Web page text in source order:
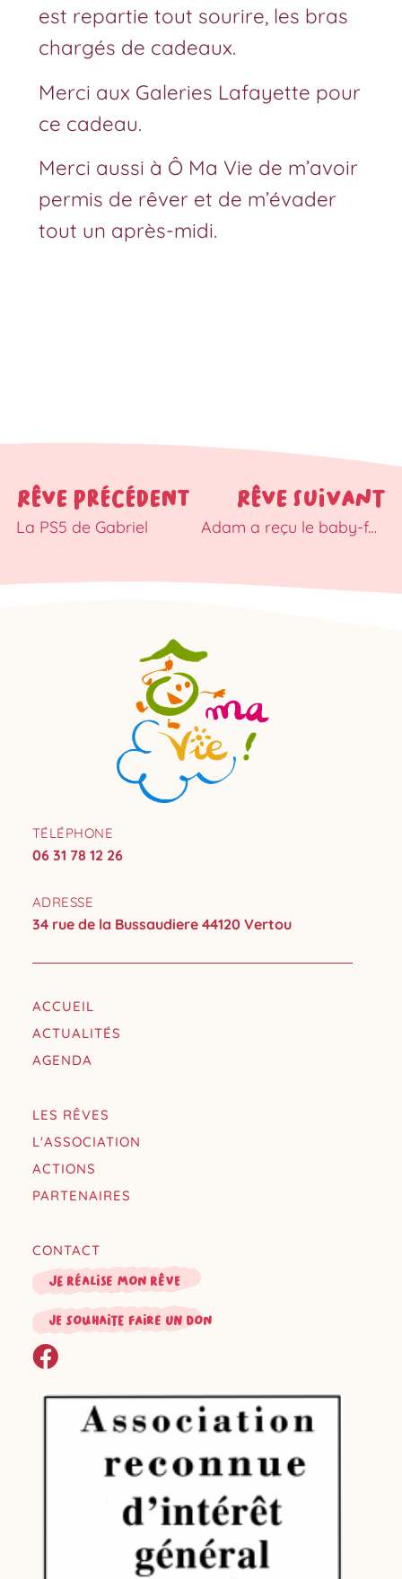
est repartie tout sourire, les bras
chargés de cadeaux.
Merci aux Galeries Lafayette pour
ce cadeau.
Merci aussi à Ô Ma Vie de m’avoir
permis de rêver et de m’évader
tout un après-midi.
RÊVE PRÉCÉDENT
La PS5 de Gabriel
RÊVE SUIVANT
Adam a reçu le baby-foot qu’il avait demandé
TÉLÉPHONE
06 31 78 12 26
ADRESSE
34 rue de la Bussaudiere 44120 Vertou
ACCUEIL
ACTUALITÉS
AGENDA
LES RÊVES
L'ASSOCIATION
ACTIONS
PARTENAIRES
CONTACT
Je réalise mon rêve
je souhaite faire un don